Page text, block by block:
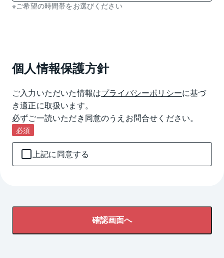
※ご希望の時間帯をお選びください
個人情報保護方針
ご入力いただいた情報はプライバシーポリシーに基づ
き適正に取扱います。
必ずご一読いただき同意のうえお問合せください。
必須
上記に同意する
確認画面へ